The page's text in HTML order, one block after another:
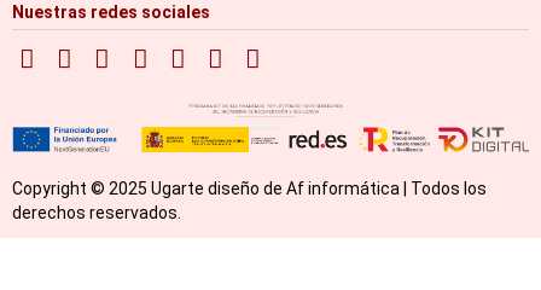
Nuestras redes sociales
Copyright © 2025 Ugarte diseño de Af informática | Todos los
derechos reservados.